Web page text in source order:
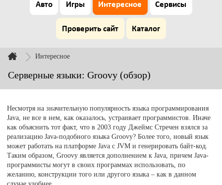
Авто Игры Интересное Сервисы
Проверить сайт Каталог
Интересное
Серверные языки: Groovy (обзор)
Несмотря на значительную популярность языка программирования
Java, не все в нем, как оказалось, устраивает программистов. Иначе
как объяснить тот факт, что в 2003 году Джеймс Стречен взялся за
реализацию Java-подобного языка Groovy? Более того, новый язык
может работать на платформе Java с JVM и генерировать байт-код.
Таким образом, Groovy является дополнением к Java, причем Java-
программисты могут в своих программах использовать, по
желанию, конструкции того или другого языка – как в данном